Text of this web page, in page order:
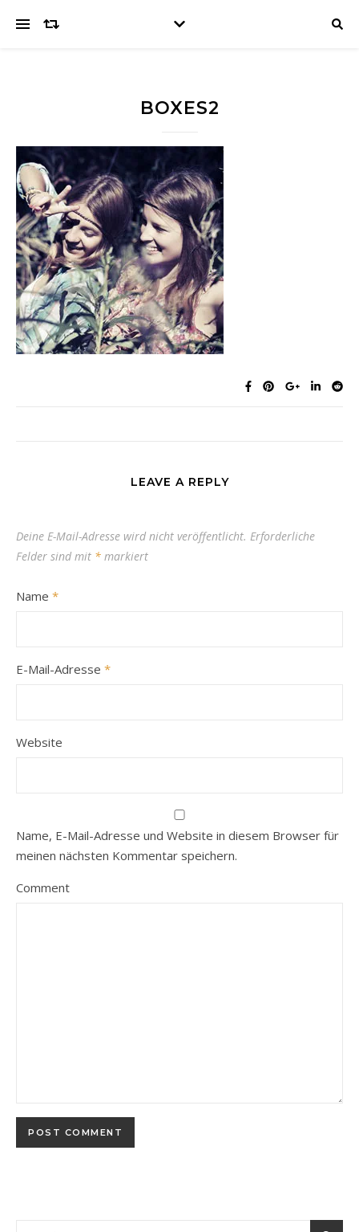
BOXES2
LEAVE A REPLY
Deine E-Mail-Adresse wird nicht veröffentlicht. Erforderliche
Felder sind mit * markiert
Name *
E-Mail-Adresse *
Website
Name, E-Mail-Adresse und Website in diesem Browser für
meinen nächsten Kommentar speichern.
Comment